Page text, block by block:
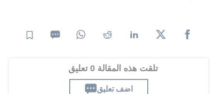
تلقت هذه المقالة 0 تعليق
اضف تعليق